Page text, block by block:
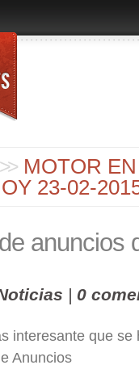
>> MOTOR
23-02-
anuncios
| 0
interesante que se
Anuncios